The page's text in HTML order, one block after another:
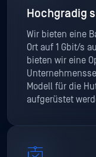
Hochgradig
Wir bieten eine
Ort auf 1 Gbit/s
bieten wir eine
Modell für die
aufgerüstet